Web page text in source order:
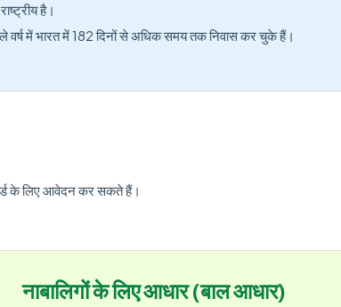
है।
वर्ष में भारत में 182 दिनों से अधिक समय तक निवास कर चुके हैं।
के लिए आवेदन कर सकते हैं।
नाबालिगों के लिए आधार (बाल आधार)